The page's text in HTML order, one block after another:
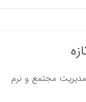
مدیریت مجتمع و نرم